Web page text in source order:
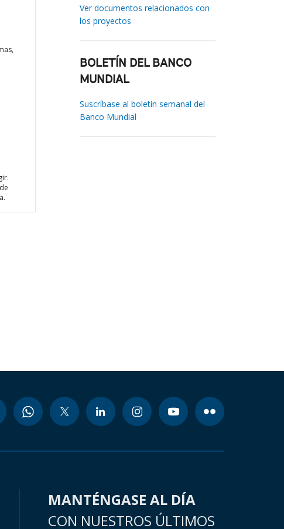
Ver documentos relacionados con
los proyectos
BOLETÍN DEL BANCO
MUNDIAL
Suscríbase al boletín semanal del
Banco Mundial
MANTÉNGASE AL DÍA
CON NUESTROS ÚLTIMOS